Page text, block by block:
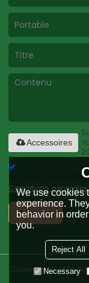
Accessoires
Accepter les
Conditions
Envoyer
Copyright © 2026
We use cookies
experience.
behavior in
you.
Reject All
Necessary